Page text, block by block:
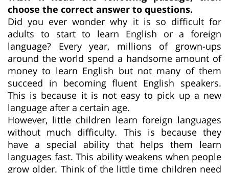
choose the correct answer to questions.
Did you ever wonder why it is so difficult for
adults to start to learn English or a foreign
language? Every year, millions of grown-ups
around the world spend a handsome amount of
money to learn English but not many of them
succeed in becoming fluent English speakers.
This is because it is not easy to pick up a new
language after a certain age.
However, little children learn foreign languages
without much difficulty. This is because they
have a special ability that helps them learn
languages fast. This ability weakens when people
grow older. Think of the little time children need